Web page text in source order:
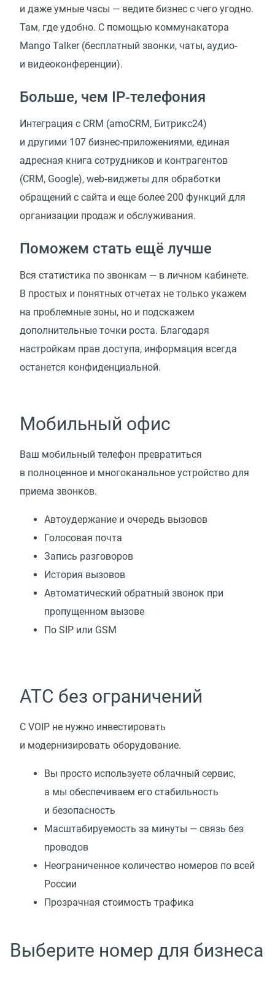
и даже умные часы — ведите бизнес с чего угодно.
Там, где удобно. C помощью коммунaкатора
Mango Talker (бесплатный звонки, чаты, аудио-
и видеоконференции).
Больше, чем IP‑телефония
Интеграция с CRM (amoCRM, Битрикс24)
и другими 107 бизнес‑приложениями, единая
адресная книга сотрудников и контрагентов
(CRM, Google), web‑виджеты для обработки
обращений с сайта и еще более 200 функций для
организации продаж и обслуживания.
Поможем стать ещё лучше
Вся статистика по звонкам — в личном кабинете.
В простых и понятных отчетах не только укажем
на проблемные зоны, но и подскажем
дополнительные точки роста. Благодаря
настройкам прав доступа, информация всегда
останется конфиденциальной.
Мобильный офис
Ваш мобильный телефон превратиться
в полноценное и многоканальное устройство для
приема звонков.
Автоудержание и очередь вызовов
Голосовая почта
Запись разговоров
История вызовов
Автоматический обратный звонок при
пропущенном вызове
По SIP или GSM
АТС без ограничений
С VOIP не нужно инвестировать
и модернизировать оборудование.
Вы просто используете облачный сервис,
а мы обеспечиваем его стабильность
и безопасность
Масштабируемость за минуты — связь без
проводов
Неограниченное количество номеров по всей
России
Прозрачная стоимость трафика
Выберите номер для бизнеса